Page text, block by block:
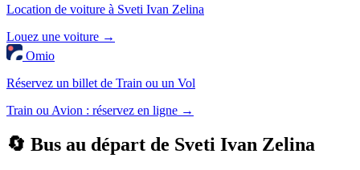
Location de voiture à Sveti Ivan Zelina
Louez une voiture →
Omio
Réservez un billet de Train ou un Vol
Train ou Avion : réservez en ligne →
🔄 Bus au départ de Sveti Ivan Zelina